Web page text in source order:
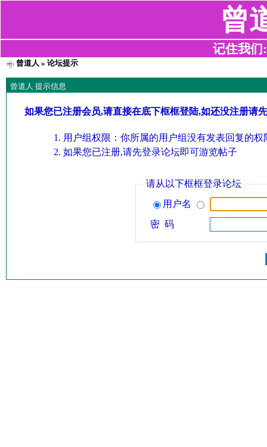
曾
记住我们
曾道人 » 论坛提示
曾道人 提示信息
如果您已注册会员,请直接在底下框框登陆,如还没注册请
用户组权限：你所属的用户组没有发表回复的权
如果您已注册,请先登录论坛即可游览帖子
请从以下框框登录论坛
用户名
密 码